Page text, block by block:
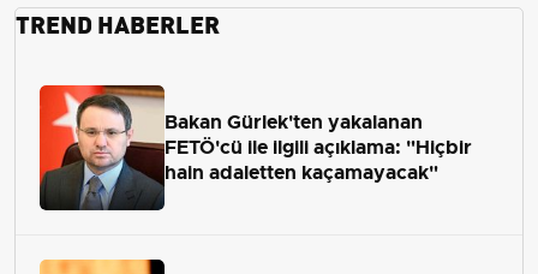
TREND HABERLER
Bakan Gürlek'ten yakalanan
FETÖ'cü ile ilgili açıklama: "Hiçbir
hain adaletten kaçamayacak"